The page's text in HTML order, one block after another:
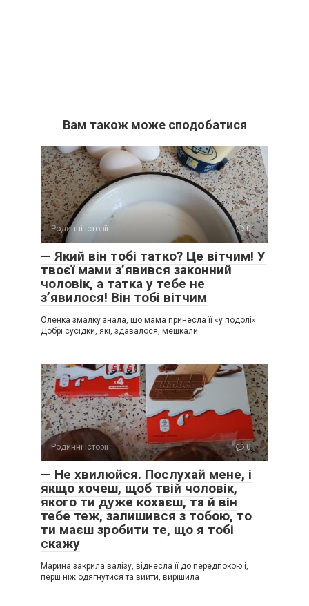
Вам також може сподобатися
Родинні історії 0
— Який він тобі татко? Це вітчим! У
твоєї мами з’явився законний
чоловік, а татка у тебе не
з’явилося! Він тобі вітчим
Оленка змалку знала, що мама принесла її «у подолі».
Добрі сусідки, які, здавалося, мешкали
Родинні історії 0
— Не хвилюйся. Послухай мене, і
якщо хочеш, щоб твій чоловік,
якого ти дуже кохаєш, та й він
тебе теж, залишився з тобою, то
ти маєш зробити те, що я тобі
скажу
Марина закрила валізу, віднесла її до передпокою і,
перш ніж одягнутися та вийти, вирішила